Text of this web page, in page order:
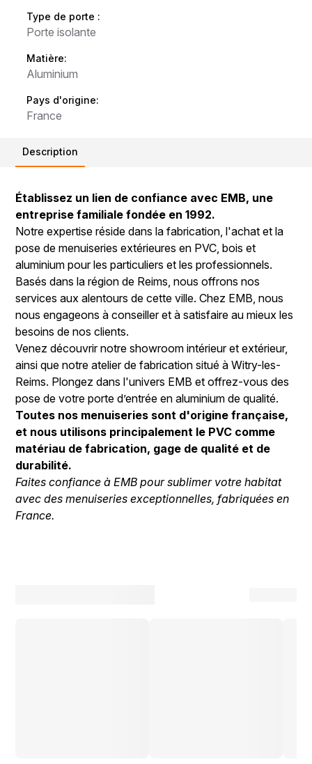
Type de porte :
Porte isolante
Matière:
Aluminium
Pays d'origine:
France
Description
Établissez un lien de confiance avec EMB, une
entreprise familiale fondée en 1992.
Notre expertise réside dans la fabrication, l'achat et la
pose de menuiseries extérieures en PVC, bois et
aluminium pour les particuliers et les professionnels.
Basés dans la région de Reims, nous offrons nos
services aux alentours de cette ville. Chez EMB, nous
nous engageons à conseiller et à satisfaire au mieux les
besoins de nos clients.
Venez découvrir notre showroom intérieur et extérieur,
ainsi que notre atelier de fabrication situé à Witry-les-
Reims. Plongez dans l'univers EMB et offrez-vous des
pose de votre porte d’entrée en aluminium de qualité.
Toutes nos menuiseries sont d'origine française,
et nous utilisons principalement le PVC comme
matériau de fabrication, gage de qualité et de
durabilité.
Faites confiance à EMB pour sublimer votre habitat
avec des menuiseries exceptionnelles, fabriquées en
France.